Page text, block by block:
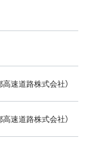
速道路株式会社）
速道路株式会社）